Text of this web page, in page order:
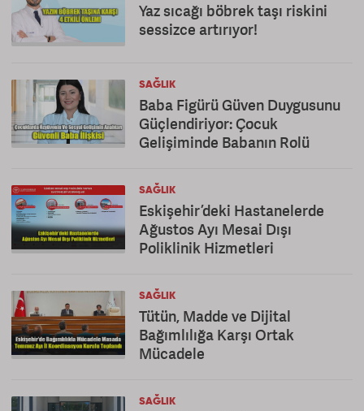
Yaz sıcağı böbrek taşı riskini
sessizce artırıyor!
SAĞLIK
Baba Figürü Güven Duygusunu
Güçlendiriyor: Çocuk
Gelişiminde Babanın Rolü
SAĞLIK
Eskişehir’deki Hastanelerde
Ağustos Ayı Mesai Dışı
Poliklinik Hizmetleri
SAĞLIK
Tütün, Madde ve Dijital
Bağımlılığa Karşı Ortak
Mücadele
SAĞLIK